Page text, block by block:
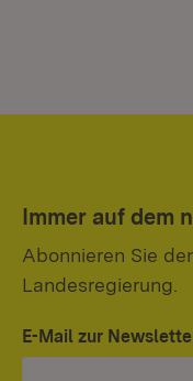
Immer auf dem
Abonnieren Sie
Landesregierung.
E-Mail zur